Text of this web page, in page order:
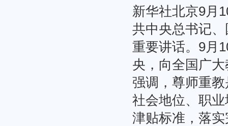
新华社北京9月
共中央总书记
重要讲话。9月
央，向全国广
强调，尊师重
社会地位、职
津贴标准，落